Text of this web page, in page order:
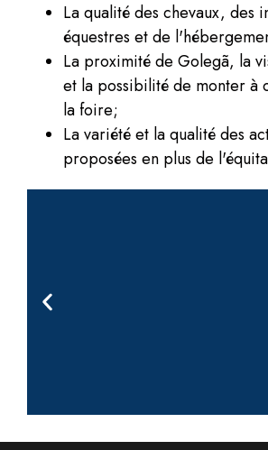
La qualité des chevaux, des
équestres et de
La proximité de Golegã, la
et la possibilité de monter à
la foire;
La variété et la qualité des
proposées en plus de